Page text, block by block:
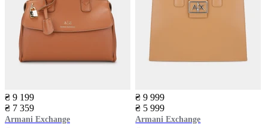
₴ 9 199
₴ 7 359
Armani Exchange
₴ 9 999
₴ 5 999
Armani Exchange